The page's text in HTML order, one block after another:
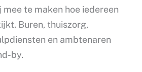
mee te maken hoe iedereen
Buren, thuiszorg,
en ambtenaren
by.